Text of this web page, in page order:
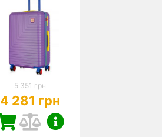
5 351 грн
4 281 грн